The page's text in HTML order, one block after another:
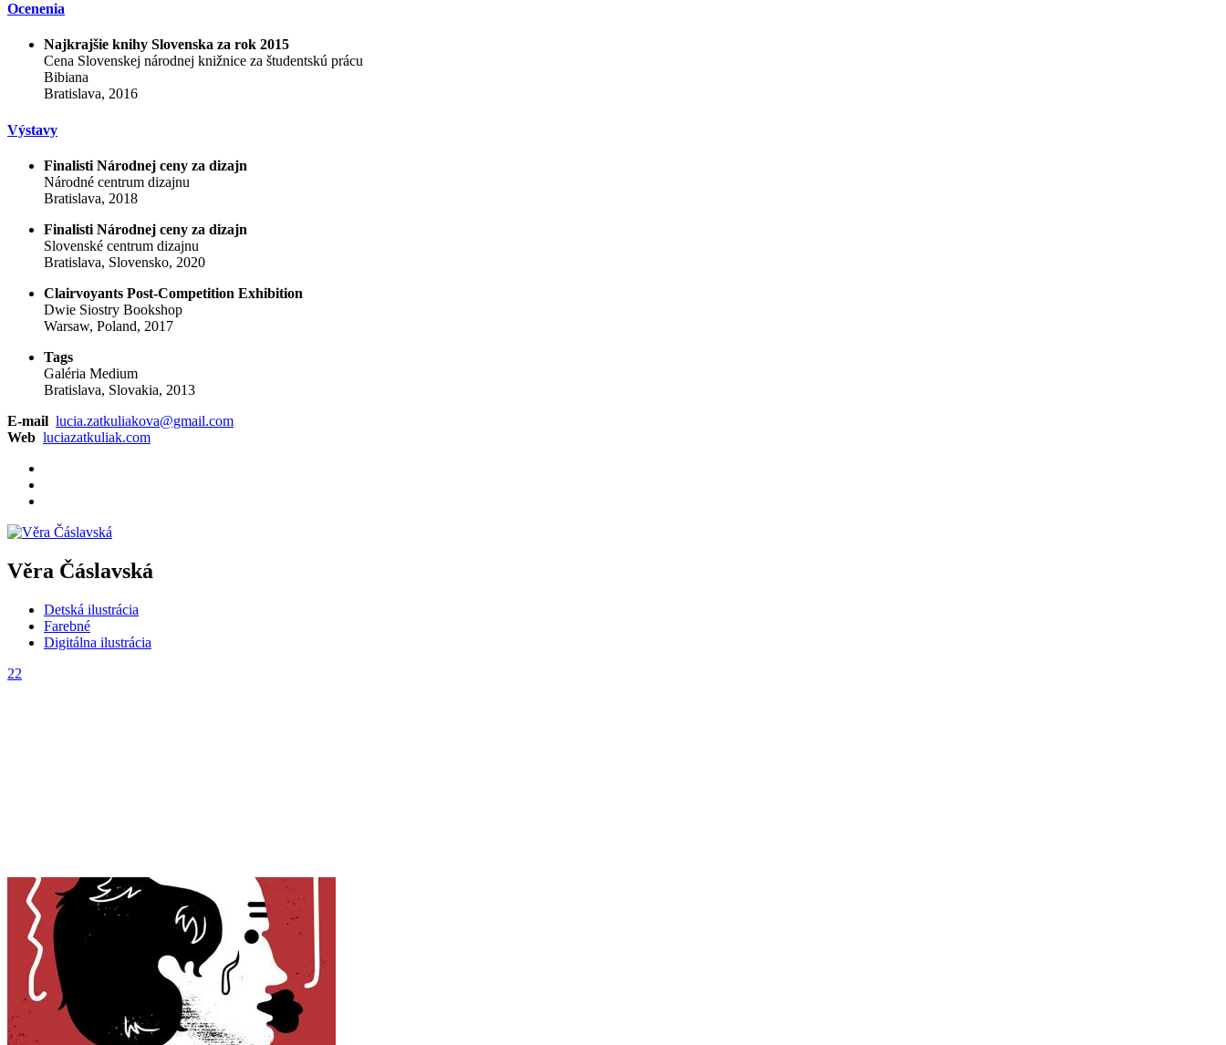
Ocenenia
Najkrajšie knihy Slovenska za rok 2015
Cena Slovenskej národnej knižnice za študentskú prácu
Bibiana
Bratislava, 2016
Výstavy
Finalisti Národnej ceny za dizajn
Národné centrum dizajnu
Bratislava, 2018
Finalisti Národnej ceny za dizajn
Slovenské centrum dizajnu
Bratislava, Slovensko, 2020
Clairvoyants Post-Competition Exhibition
Dwie Siostry Bookshop
Warsaw, Poland, 2017
Tags
Galéria Medium
Bratislava, Slovakia, 2013
E-mail lucia.zatkuliakova@gmail.com
Web luciazatkuliak.com
Věra Čáslavská
Detská ilustrácia
Farebné
Digitálna ilustrácia
22